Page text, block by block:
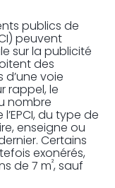
publics de
peuvent
sur la publicité
des
d’une voie
rappel, le
nombre
du type de
enseigne ou
Certains
exonérés,
de 7 m², sauf